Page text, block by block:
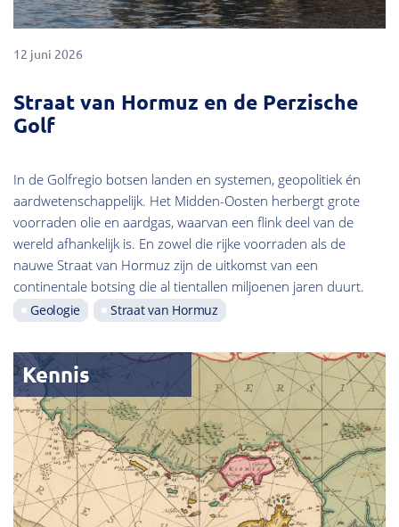
12 juni 2026
Straat van Hormuz en de Perzische
Golf
In de Golfregio botsen landen en systemen, geopolitiek én
aardwetenschappelijk. Het Midden-Oosten herbergt grote
voorraden olie en aardgas, waarvan een flink deel van de
wereld afhankelijk is. En zowel die rijke voorraden als de
nauwe Straat van Hormuz zijn de uitkomst van een
continentale botsing die al tientallen miljoenen jaren duurt.
Geologie Straat van Hormuz
Kennis